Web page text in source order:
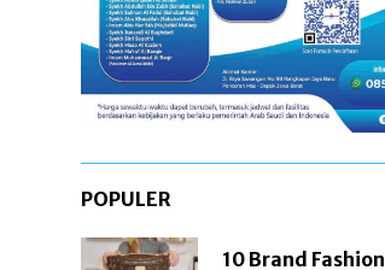
POPULER
10 Brand Fashion